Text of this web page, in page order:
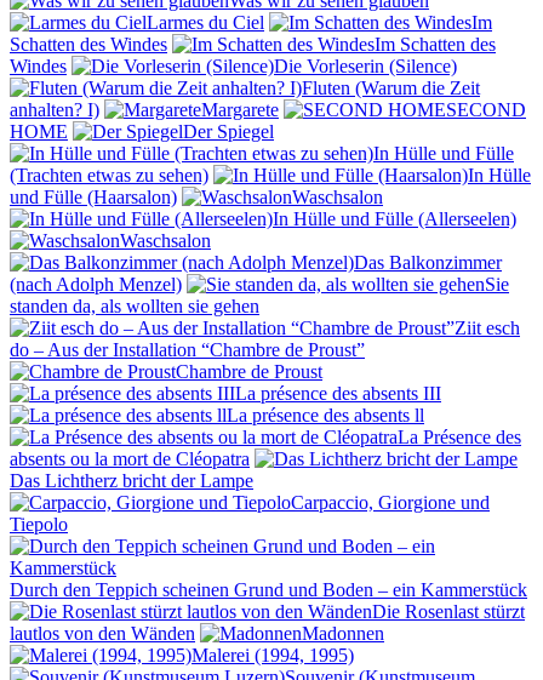
Larmes du Ciel
Im
Schatten des Windes
Im Schatten des
Windes
Die Vorleserin (Silence)
Fluten (Warum die Zeit
anhalten? I)
Margarete
SECOND
HOME
Der Spiegel
In Hülle und Fülle
(Trachten etwas zu sehen)
In Hülle
und Fülle (Haarsalon)
Waschsalon
In Hülle und Fülle (Allerseelen)
Waschsalon
Das Balkonzimmer
(nach Adolph Menzel)
Sie
standen da, als wollten sie gehen
Ziit esch
do – Aus der Installation “Chambre de Proust”
Chambre de Proust
La présence des absents III
La présence des absents ll
La Présence des
absents ou la mort de Cléopatra
Das Lichtherz bricht der Lampe
Carpaccio, Giorgione und
Tiepolo
Durch den Teppich scheinen Grund und Boden – ein Kammerstück
Die Rosenlast stürzt
lautlos von den Wänden
Madonnen
Malerei (1994, 1995)